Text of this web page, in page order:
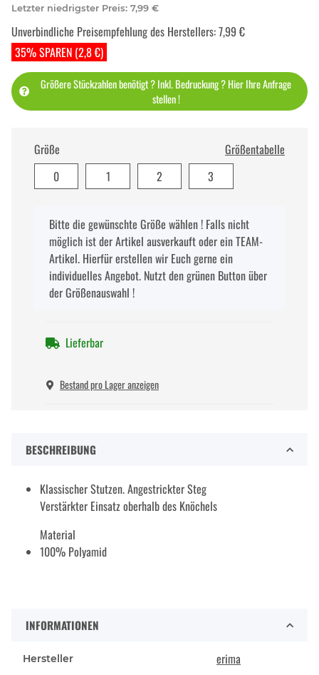
Letzter niedrigster Preis: 7,99 €
35% SPAREN (2,8 €)
Unverbindliche Preisempfehlung des Herstellers:7,99 €
Größere Stückzahlen benötigt ? Inkl. Bedruckung ? Hier Ihre Anfrage
stellen !
Größe
Größentabelle
0
1 2 3
xBitte die gewünschte Größe wählen ! Falls nicht
möglich ist der Artikel ausverkauft oder ein TEAM-
Artikel. Hierfür erstellen wir Euch gerne ein
individuelles Angebot. Nutzt den grünen Button über
der Größenauswahl !
Lieferbar
Bestand pro Lager anzeigen
BESCHREIBUNG
Klassischer Stutzen. Angestrickter Steg
Verstärkter Einsatz oberhalb des Knöchels
Material
100% Polyamid
INFORMATIONEN
Hersteller erima